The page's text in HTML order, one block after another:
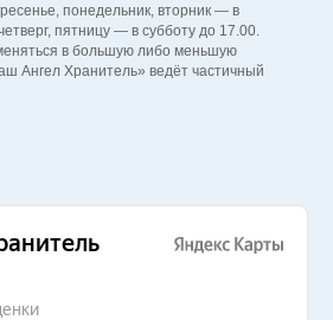
понедельник, вторник — в
пятницу — в субботу до 17.00.
в большую либо меньшую
Ангел Хранитель» ведёт частичный